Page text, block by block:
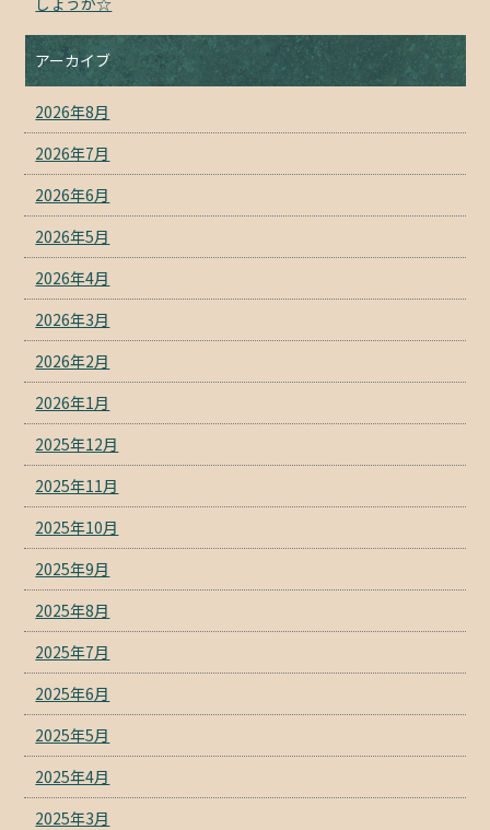
アーカイブ
2026年8月
2026年7月
2026年6月
2026年5月
2026年4月
2026年3月
2026年2月
2026年1月
2025年12月
2025年11月
2025年10月
2025年9月
2025年8月
2025年7月
2025年6月
2025年5月
2025年4月
2025年3月